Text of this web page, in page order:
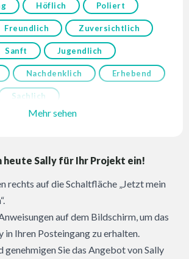
Höflich Poliert
Freundlich Zuversichtlich
Sanft Jugendlich
Nachdenklich Erhebend
Sachlich
Mehr sehen
heute Sally für Ihr Projekt ein!
rechts auf die Schaltfläche „Jetzt mein
auf dem Bildschirm, um das
in Ihren Posteingang zu erhalten.
genehmigen Sie das Angebot von Sally